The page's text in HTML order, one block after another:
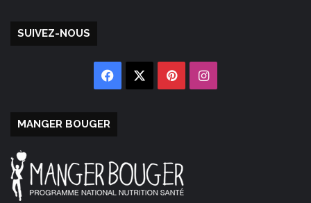
SUIVEZ-NOUS
Facebook PinterestInstagram
MANGER BOUGER